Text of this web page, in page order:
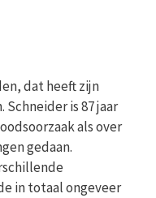
dat heeft zijn
is 87 jaar
als over
gedaan.
in totaal ongeveer